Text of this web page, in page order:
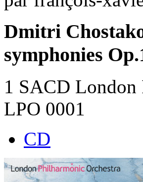
Dmitri
symphonies
1 SACD London
LPO 0001
CD